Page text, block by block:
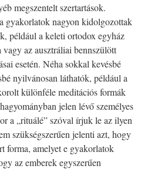
megszentelt szertartások.
gyakorlatok nagyon kidolgozottak
például a keleti ortodox egyház
az ausztráliai bennszülött
esetén. Néha sokkal kevésbé
nyilvánosan láthatók, például a
különféle meditációs formák
jelen lévő személyes
a „rituálé” szóval írjuk le az ilyen
szükségszerűen jelenti azt, hogy
forma, amelyet e gyakorlatok
az emberek egyszerűen